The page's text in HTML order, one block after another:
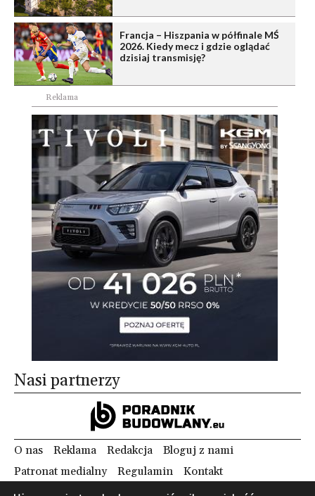
Francja – Hiszpania w półfinale MŚ
2026. Kiedy mecz i gdzie oglądać
dzisiaj transmisję?
Reklama
Nasi partnerzy
O nas Reklama Redakcja
Bloguj z nami
Patronat medialny
Regulamin Kontakt